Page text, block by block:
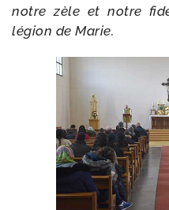
notre zèle et notre
légion de Marie.